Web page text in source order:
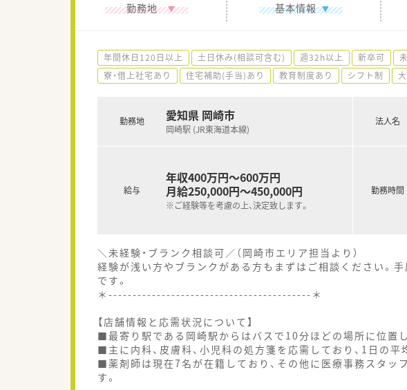
勤務地 基本情報
年間休日120日以上 土日休み(相談可含む) 週32h以上 新卒可
寮・借上社宅あり
住宅補助(手当)あり 教育制度あり シフト制
勤務地 愛知県 岡崎市
岡崎駅 (JR東海道本線)
給与
年収400万円～600万円
月給250,000円～450,000円
※ご経験等を考慮の上、決定致します。
法人名
勤務時間
＼未経験・ブランク相談可／（岡崎市エリア担当より）
経験が浅い方やブランクがある方もまずはご相談ください。
です。
＊------------------------------------------＊
【店舗情報と応需状況について】
■最寄り駅である岡崎駅からはバスで10分ほどの場所に位置し
■主に内科、皮膚科、小児科の処方箋を応需しており、1日の
■薬剤師は現在7名が在籍しており、その他に医療事務スタッ
す。